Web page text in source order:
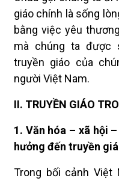
giáo chính là sống
bằng việc yêu
mà chúng ta được
truyền giáo của
người Việt Nam.
II. TRUYỀN GIÁO
1. Văn hóa – xã hội
hưởng đến truyền
Trong bối cảnh Việt